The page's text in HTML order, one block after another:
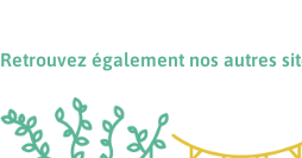
Retrouvez également nos autres